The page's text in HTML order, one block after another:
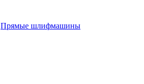
Прямые шлифмашины